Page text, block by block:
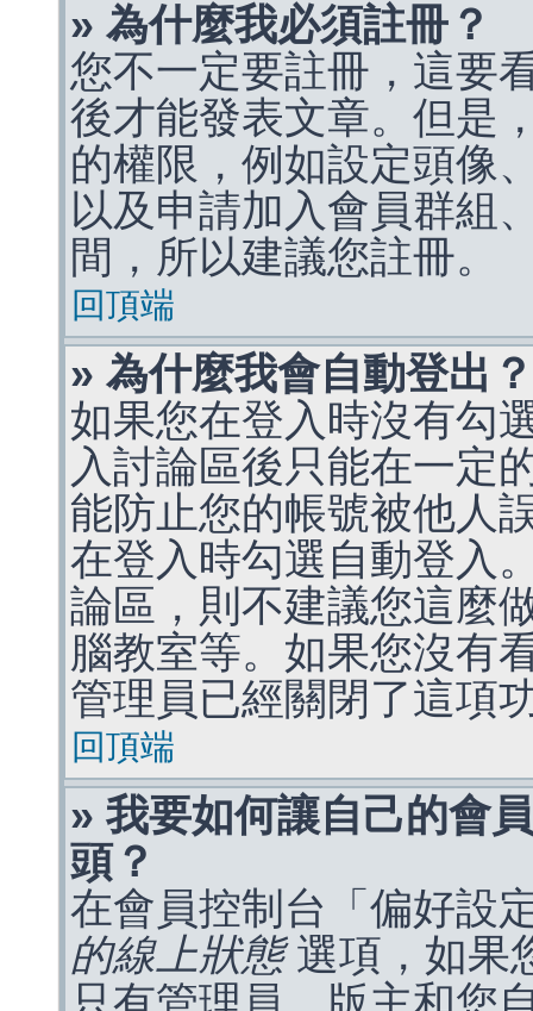
» 為什麼我必須註冊？
您不一定要註冊，這要
後才能發表文章。但是
的權限，例如設定頭像
以及申請加入會員群組
間，所以建議您註冊。
回頂端
» 為什麼我會自動登出？
如果您在登入時沒有勾
入討論區後只能在一定
能防止您的帳號被他人
在登入時勾選自動登入
論區，則不建議您這麼
腦教室等。如果您沒有
管理員已經關閉了這項
回頂端
» 我要如何讓自己的會
頭？
在會員控制台「偏好設
的線上狀態選項，如果